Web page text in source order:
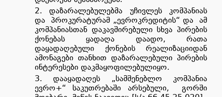
დაზარალებულებმა უჩივლეს კომპანიას
და
პროკურატურამ „ევროკრედიტის“ და
ამ
კომპანიასთან დაკავშირებული სხვა პირების
ქონებას ყადაღა დაადო, რათა
დაყადაღებული ქონების რეალიზაციიდან
ამონაგები თანხით დაზარალებული პირების
ინტერესები დაკმაყოფილებულიყო.
დააყადაღეს „სამშენებლო კომპანია
ევრო+“ საკუთრებაში არსებული,
გორში